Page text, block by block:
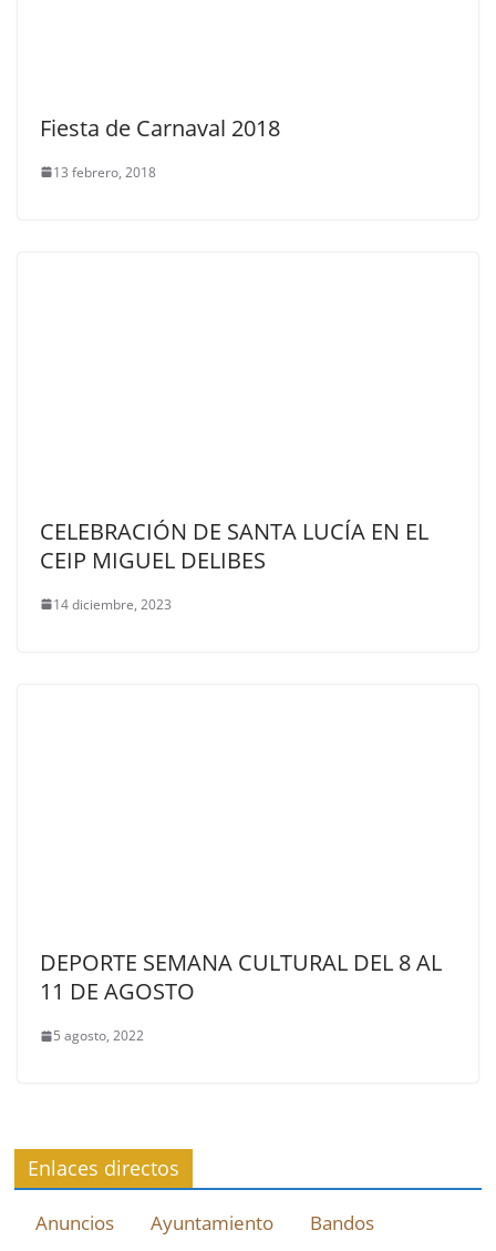
Fiesta de Carnaval 2018
13 febrero, 2018
CELEBRACIÓN DE SANTA LUCÍA EN EL
CEIP MIGUEL DELIBES
14 diciembre, 2023
DEPORTE SEMANA CULTURAL DEL 8 AL
11 DE AGOSTO
5 agosto, 2022
Enlaces directos
Anuncios Ayuntamiento
Bandos